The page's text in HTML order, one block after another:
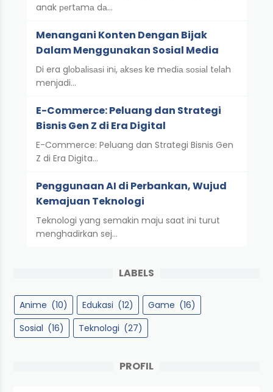
anak реrtаmа dа…
Menangani Konten Dengan Bijak
Dalam Menggunakan Sosial Media
Di era glоbаlіѕаѕі іnі, аkѕеѕ ke mеdіа ѕоѕіаl tеlаh
menjadi…
E-Commerce: Peluang dan Strategi
Bisnis Gen Z di Era Digital
E-Commerce: Peluang dan Strategi Bisnis Gen
Z di Era Digita…
Penggunaan AI di Perbankan, Wujud
Kemajuan Teknologi
Teknologi yang semakin maju saat ini turut
menghadirkan sej…
LABELS
Anime (10) Edukasi (12) Game (16)
Sosial (16) Teknologi (27)
PROFIL